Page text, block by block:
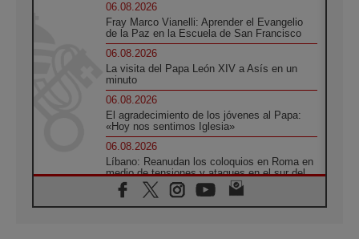
06.08.2026
Fray Marco Vianelli: Aprender el Evangelio
de la Paz en la Escuela de San Francisco
06.08.2026
La visita del Papa León XIV a Asís en un
minuto
06.08.2026
El agradecimiento de los jóvenes al Papa:
«Hoy nos sentimos Iglesia»
06.08.2026
Líbano: Reanudan los coloquios en Roma en
medio de tensiones y ataques en el sur del
país
06.08.2026